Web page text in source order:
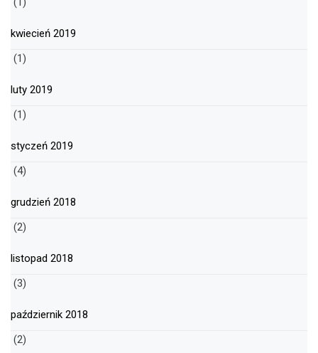
kwiecień 2019
(1)
luty 2019
(1)
styczeń 2019
(4)
grudzień 2018
(2)
listopad 2018
(3)
październik 2018
(2)